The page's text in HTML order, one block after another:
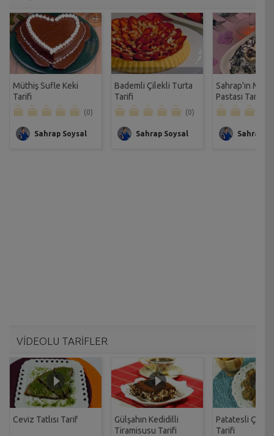
Müthiş Sufle Keki
Tarifi
(0)
Sahrap Soysal
Bademli Çilekli Turta
Tarifi
(0)
Sahrap Soysal
Sahrap'ın
Pastası Tarifi
Sahrap
VİDEOLU TARİFLER
Ceviz Tatlısı Tarif
Gülşahın Kedidilli
Tiramisusu Tarifi
Patatesli Çıtır
Tarifi